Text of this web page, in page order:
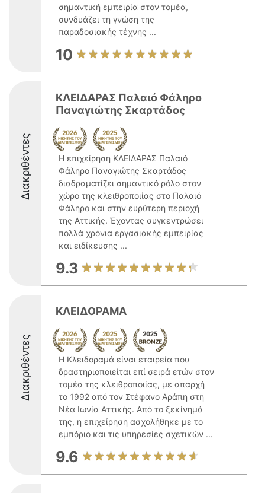
σημαντική εμπειρία στον τομέα,
συνδυάζει τη γνώση της
παραδοσιακής τέχνης ...
10
Διακριθέντες
ΚΛΕΙΔΑΡΑΣ Παλαιό Φάληρο
Παναγιώτης Σκαρτάδος
Η επιχείρηση ΚΛΕΙΔΑΡΑΣ Παλαιό
Φάληρο Παναγιώτης Σκαρτάδος
διαδραματίζει σημαντικό ρόλο στον
χώρο της κλειθροποιίας στο Παλαιό
Φάληρο και στην ευρύτερη περιοχή
της Αττικής. Έχοντας συγκεντρώσει
πολλά χρόνια εργασιακής εμπειρίας
και ειδίκευσης ...
9.3
Διακριθέντες
ΚΛΕΙΔΟΡΑΜΑ
Η Κλειδοραμά είναι εταιρεία που
δραστηριοποιείται επί σειρά ετών στον
τομέα της κλειθροποιίας, με απαρχή
το 1992 από τον Στέφανο Αράπη στη
Νέα Ιωνία Αττικής. Από το ξεκίνημά
της, η επιχείρηση ασχολήθηκε με το
εμπόριο και τις υπηρεσίες σχετικών ...
9.6